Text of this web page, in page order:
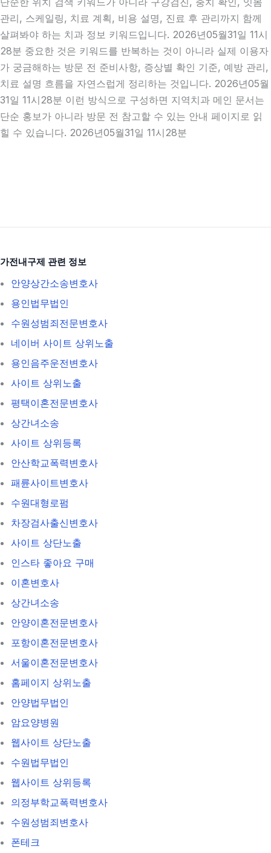
관리, 스케일링, 치료 계획, 비용 설명, 진료 후 관리까지 함께
살펴봐야 하는 치과 정보 키워드입니다. 2026년05월31일 11시
28분 중요한 것은 키워드를 반복하는 것이 아니라 실제 이용자
가 궁금해하는 방문 전 준비사항, 증상별 확인 기준, 예방 관리,
치료 설명 흐름을 자연스럽게 정리하는 것입니다. 2026년05월
31일 11시28분 이런 방식으로 구성하면 지역치과 메인 문서는
단순 홍보가 아니라 방문 전 참고할 수 있는 안내 페이지로 읽
힐 수 있습니다. 2026년05월31일 11시28분
가전내구제 관련 정보
안양상간소송변호사
용인법무법인
수원성범죄전문변호사
네이버 사이트 상위노출
용인음주운전변호사
사이트 상위노출
평택이혼전문변호사
상간녀소송
사이트 상위등록
안산학교폭력변호사
패륜사이트변호사
수원대형로펌
차장검사출신변호사
사이트 상단노출
인스타 좋아요 구매
이혼변호사
상간녀소송
안양이혼전문변호사
포항이혼전문변호사
서울이혼전문변호사
홈페이지 상위노출
안양법무법인
암요양병원
웹사이트 상단노출
수원법무법인
웹사이트 상위등록
의정부학교폭력변호사
수원성범죄변호사
폰테크